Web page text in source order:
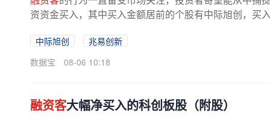
资资金买入，其中买入金额居前的个股有中际旭创，买
中际旭创
兆易创新
数据宝
08-06 10:18
融资客大幅净买入的科创板股（附股）